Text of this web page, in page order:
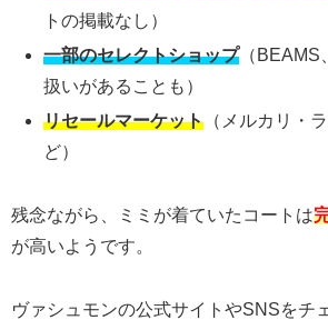
トの掲載なし）
一部のセレクトショップ（BEAMS
扱いがあることも）
リセールマーケット （メルカリ・
ど）
残念ながら、ミミが着ていたコートは
が高いようです。
ヴァシュモンの公式サイトやSNSをチ